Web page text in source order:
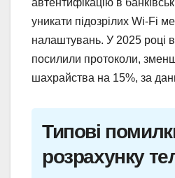
уникати підозрілих Wi-Fi
налаштувань. У 2025 році в
посилили протоколи,
шахрайства на 15%, за
Типові
розрахунку